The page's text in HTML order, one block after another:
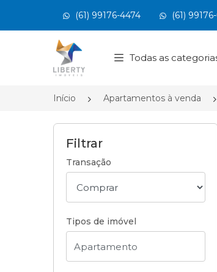
(61) 99176-4474 (61)
Página inicial
Todas as
Início Apartamentos à venda
Filtrar
Transação
Tipos de imóvel